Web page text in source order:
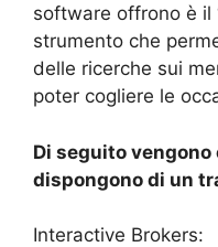
software offrono è il
strumento che
delle ricerche sui
poter cogliere le
Di seguito
dispongono di un
Interactive Brokers: